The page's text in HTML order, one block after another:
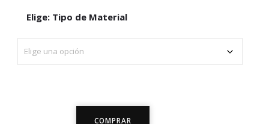
Elige: Tipo de Material
COMPRAR